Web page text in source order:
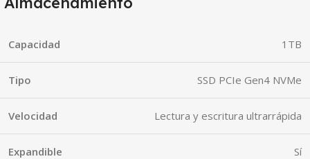
Capacidad 1TB
Tipo SSD PCIe Gen4 NVMe
Velocidad Lectura y escritura ultrarrápida
Expandible Sí